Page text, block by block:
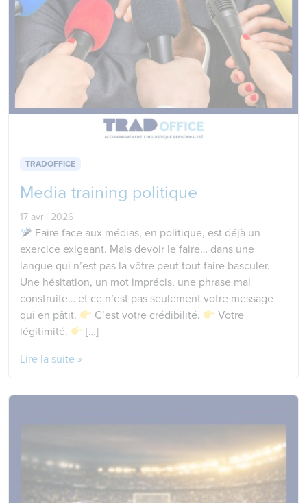
TRADOFFICE
Media training politique
17 avril 2026
Faire face aux médias, en politique, est déjà un
exercice exigeant. Mais devoir le faire… dans une
langue qui n’est pas la vôtre peut tout faire basculer.
Une hésitation, un mot imprécis, une phrase mal
construite… et ce n’est pas seulement votre message
qui en pâtit.
C’est votre crédibilité.
Votre
légitimité.
[…]
Lire la suite »